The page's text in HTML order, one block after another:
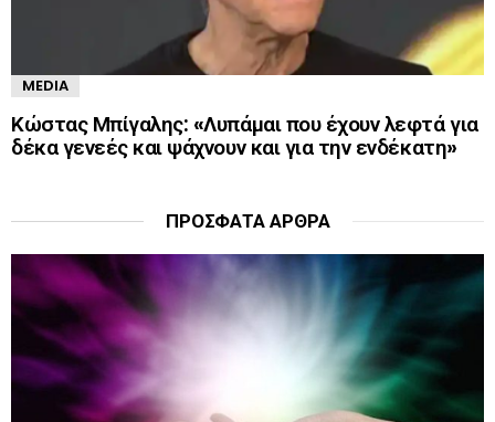
MEDIA
Κώστας Μπίγαλης: «Λυπάμαι που έχουν λεφτά για
δέκα γενεές και ψάχνουν και για την ενδέκατη»
ΠΡΌΣΦΑΤΑ ΆΡΘΡΑ